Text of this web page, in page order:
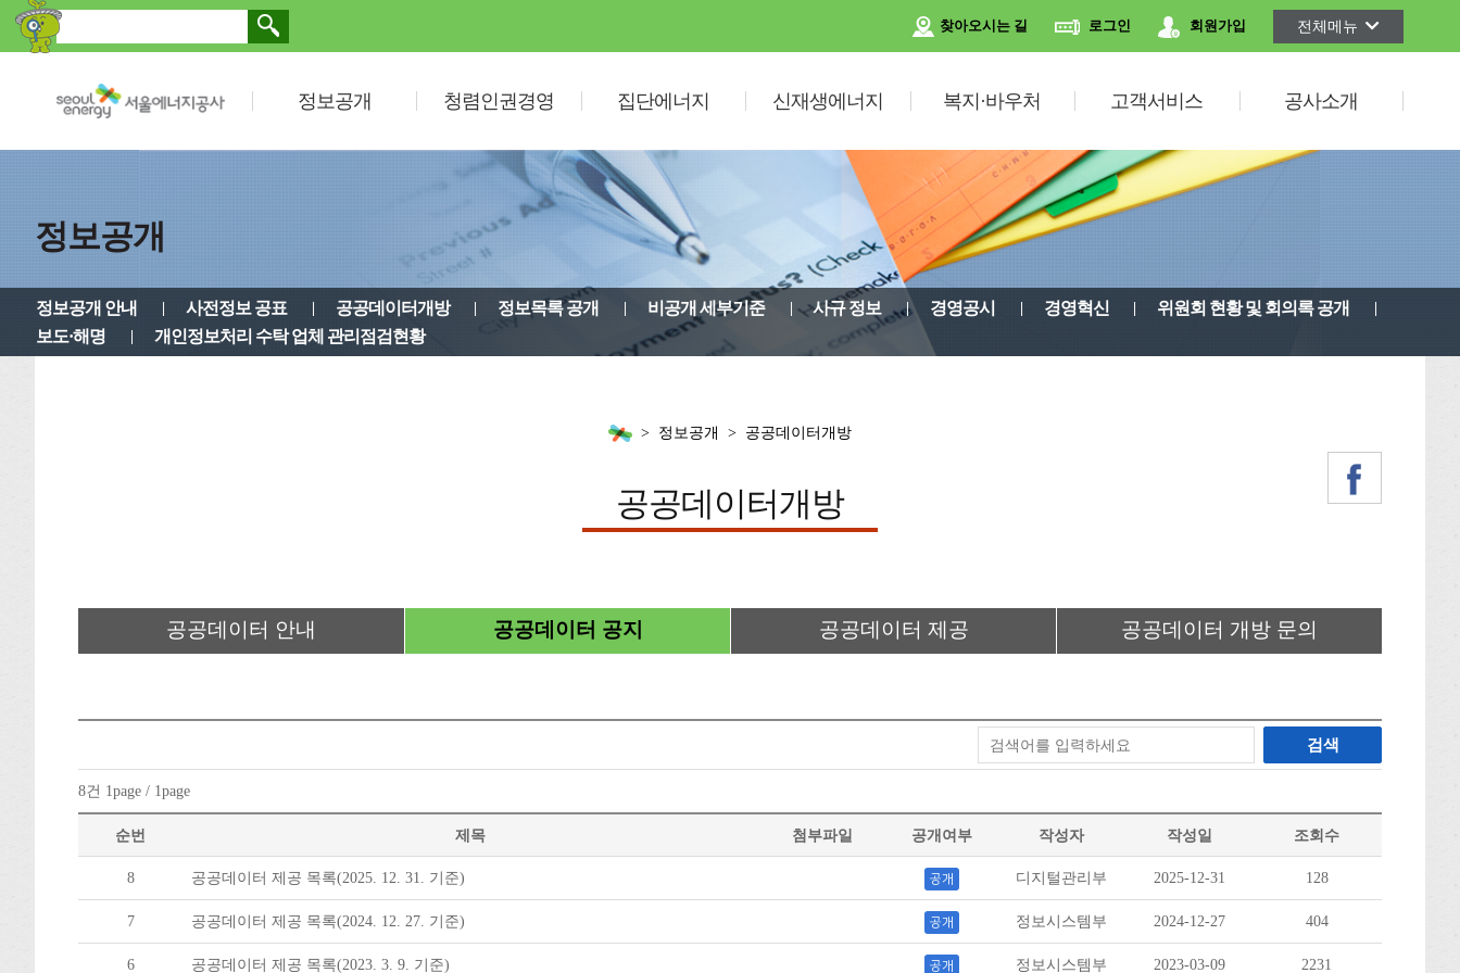
찾아오시는 길 로그인 회원가입 전체메뉴
정보공개 청렴인권경영 집단에너지 신재생에너지 복지·바우처 고객서비스 공사소개
정보공개
정보공개 안내 사전정보 공표 공공데이터개방 정보목록 공개 비공개 세부기준 사규 정보 경영공시 경영혁신
위원회 현황 및 회의록 공개
보도·해명
개인정보처리 수탁 업체 관리점검현황
정보공개 공공데이터개방
공공데이터개방
공공데이터 안내 공공데이터 공지 공공데이터 제공 공공데이터 개방 문의
검색
8건 1page / 1page
순번 제목 첨부파일 공개여부 작성자 작성일 조회수
8 공공데이터 제공 목록(2025. 12. 31. 기준) 공개 디지털관리부 2025-12-31 128
7 공공데이터 제공 목록(2024. 12. 27. 기준) 공개 정보시스템부 2024-12-27 404
6 공공데이터 제공 목록(2023. 3. 9. 기준) 공개 정보시스템부 2023-03-09 2231